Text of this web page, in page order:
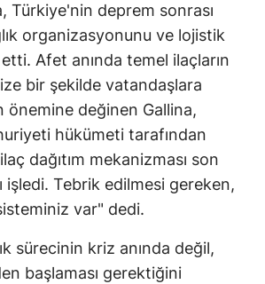
Türkiye'nin deprem sonrası
organizasyonunu ve lojistik
Afet anında temel ilaçların
bir şekilde vatandaşlara
önemine değinen Gallina,
hükümeti tarafından
dağıtım mekanizması son
işledi. Tebrik edilmesi gereken,
var" dedi.
sürecinin kriz anında değil,
başlaması gerektiğini